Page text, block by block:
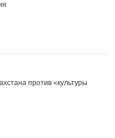
против «культуры